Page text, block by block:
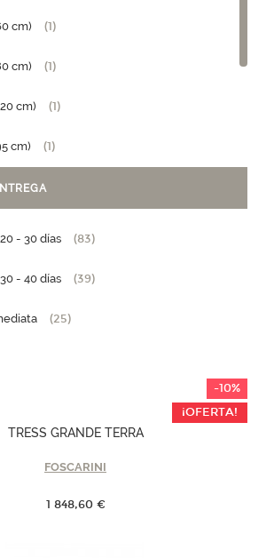
cm) (1)
cm) (1)
cm) (1)
cm) (1)
(1)
- 30 días (83)
- 40 días (39)
(25)
-10%
¡OFERTA!
TRESS GRANDE TERRA
FOSCARINI
1 848,60 €